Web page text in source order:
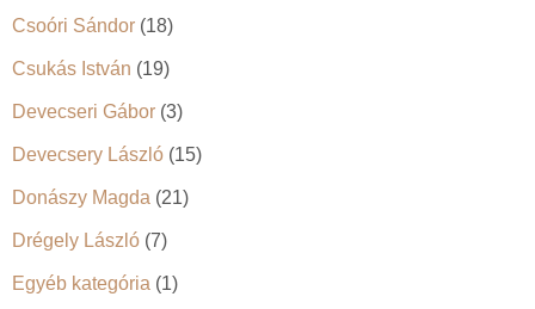
Csoóri Sándor (18)
Csukás István (19)
Devecseri Gábor (3)
Devecsery László (15)
Donászy Magda (21)
Drégely László (7)
Egyéb kategória (1)